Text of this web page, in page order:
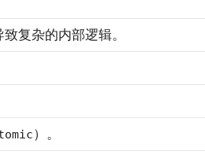
复杂的内部逻辑。
）。